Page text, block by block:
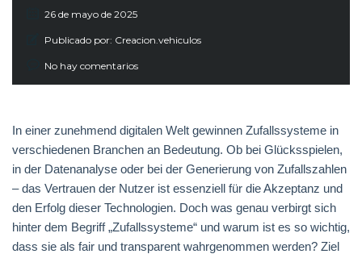
26 de mayo de 2025
Publicado por: Creacion.vehiculos
No hay comentarios
In einer zunehmend digitalen Welt gewinnen Zufallssysteme in
verschiedenen Branchen an Bedeutung. Ob bei Glücksspielen,
in der Datenanalyse oder bei der Generierung von Zufallszahlen
– das Vertrauen der Nutzer ist essenziell für die Akzeptanz und
den Erfolg dieser Technologien. Doch was genau verbirgt sich
hinter dem Begriff „Zufallssysteme“ und warum ist es so wichtig,
dass sie als fair und transparent wahrgenommen werden? Ziel